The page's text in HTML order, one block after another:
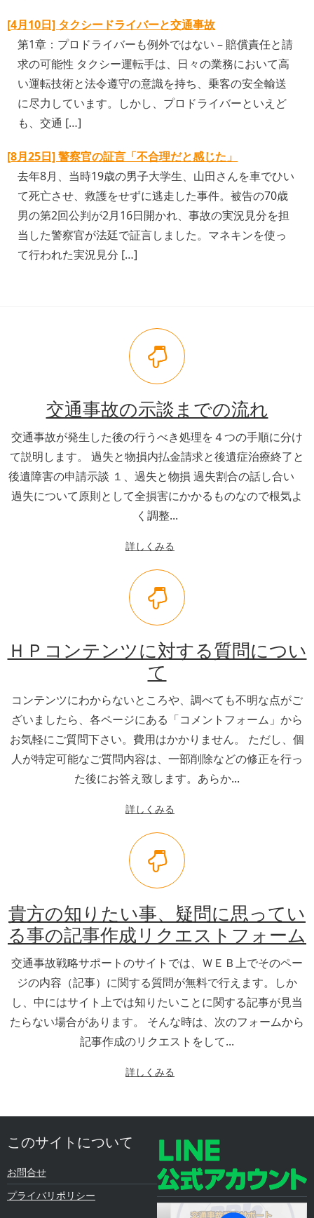
[4月10日] タクシードライバーと交通事故
第1章：プロドライバーも例外ではない – 賠償責任と請
求の可能性 タクシー運転手は、日々の業務において高
い運転技術と法令遵守の意識を持ち、乗客の安全輸送
に尽力しています。しかし、プロドライバーといえど
も、交通 […]
[8月25日] 警察官の証言「不合理だと感じた」
去年8月、当時19歳の男子大学生、山田さんを車でひい
て死亡させ、救護をせずに逃走した事件。被告の70歳
男の第2回公判が2月16日開かれ、事故の実況見分を担
当した警察官が法廷で証言しました。マネキンを使っ
て行われた実況見分 […]
交通事故の示談までの流れ
交通事故が発生した後の行うべき処理を４つの手順に分け
て説明します。 過失と物損内払金請求と後遺症治療終了と
後遺障害の申請示談 １、過失と物損 過失割合の話し合い
過失について原則として全損害にかかるものなので根気よ
く調整...
詳しくみる
ＨＰコンテンツに対する質問につい
て
コンテンツにわからないところや、調べても不明な点がご
ざいましたら、各ページにある「コメントフォーム」から
お気軽にご質問下さい。費用はかかりません。 ただし、個
人が特定可能なご質問内容は、一部削除などの修正を行っ
た後にお答え致します。あらか...
詳しくみる
貴方の知りたい事、疑問に思ってい
る事の記事作成リクエストフォーム
交通事故戦略サポートのサイトでは、ＷＥＢ上でそのペー
ジの内容（記事）に関する質問が無料で行えます。しか
し、中にはサイト上では知りたいことに関する記事が見当
たらない場合があります。 そんな時は、次のフォームから
記事作成のリクエストをして...
詳しくみる
このサイトについて
お問合せ
プライバリポリシー